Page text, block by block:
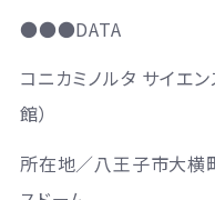
●●●DATA
コニカミノルタ サイエ
館）
所在地／八王子市大横